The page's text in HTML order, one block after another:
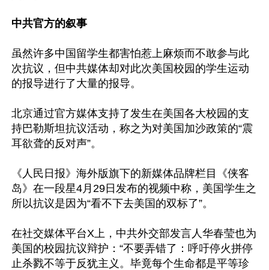
中共官方的叙事
虽然许多中国留学生都害怕惹上麻烦而不敢参与此
次抗议，但中共媒体却对此次美国校园的学生运动
的报导进行了大量的报导。
北京通过官方媒体支持了发生在美国各大校园的支
持巴勒斯坦抗议活动，称之为对美国加沙政策的“震
耳欲聋的反对声”。
《人民日报》海外版旗下的新媒体品牌栏目《侠客
岛》在一段星4月29日发布的视频中称，美国学生之
所以抗议是因为“看不下去美国的双标了”。
在社交媒体平台X上，中共外交部发言人华春莹也为
美国的校园抗议辩护：“不要弄错了：呼吁停火拼停
止杀戮不等于反犹主义。毕竟每个生命都是平等珍